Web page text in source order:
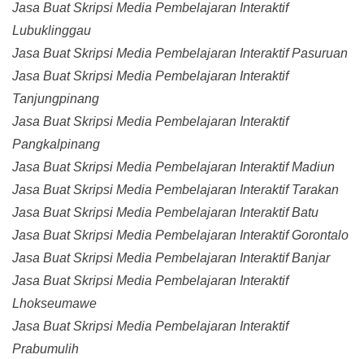
Jasa Buat Skripsi Media Pembelajaran Interaktif
Lubuklinggau
Jasa Buat Skripsi Media Pembelajaran Interaktif Pasuruan
Jasa Buat Skripsi Media Pembelajaran Interaktif
Tanjungpinang
Jasa Buat Skripsi Media Pembelajaran Interaktif
Pangkalpinang
Jasa Buat Skripsi Media Pembelajaran Interaktif Madiun
Jasa Buat Skripsi Media Pembelajaran Interaktif Tarakan
Jasa Buat Skripsi Media Pembelajaran Interaktif Batu
Jasa Buat Skripsi Media Pembelajaran Interaktif Gorontalo
Jasa Buat Skripsi Media Pembelajaran Interaktif Banjar
Jasa Buat Skripsi Media Pembelajaran Interaktif
Lhokseumawe
Jasa Buat Skripsi Media Pembelajaran Interaktif
Prabumulih